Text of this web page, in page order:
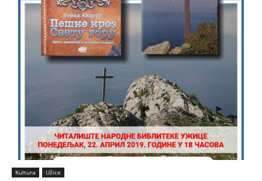
Kultura Užice